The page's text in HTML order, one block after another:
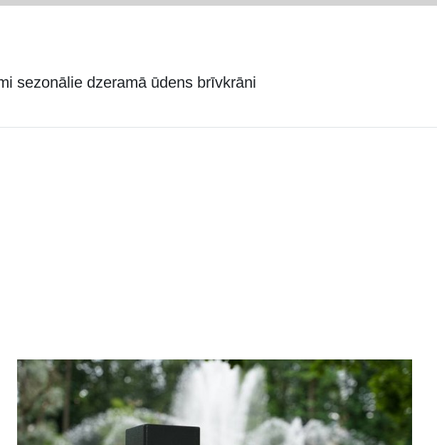
sezonālie dzeramā ūdens brīvkrāni